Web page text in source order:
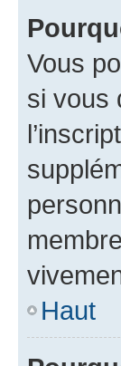
Vous
si vous
Haut